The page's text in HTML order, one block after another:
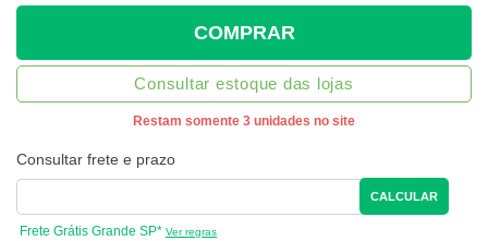
COMPRAR
Consultar estoque das lojas
Restam somente 3 unidades no site
Consultar frete e prazo
CALCULAR
Frete Grátis Grande SP* Ver regras